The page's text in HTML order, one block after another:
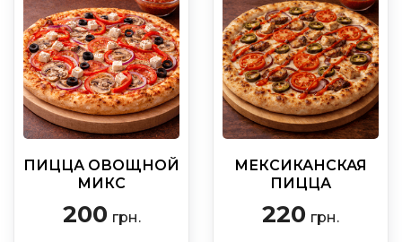
ПИЦЦА ОВОЩНОЙ
МИКС
200 грн.
МЕКСИКАНСКАЯ
ПИЦЦА
220 грн.